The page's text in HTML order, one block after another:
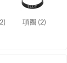
項圈 (2)